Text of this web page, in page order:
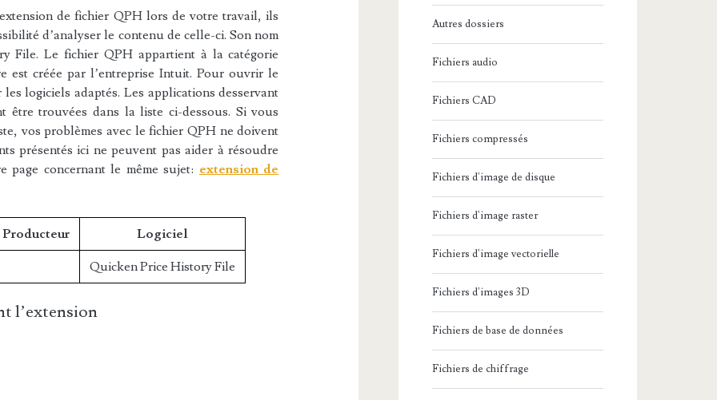
de fichier QPH lors de votre travail, ils
d’analyser le contenu de celle-ci. Son nom
File. Le fichier QPH appartient à la catégorie
est créée par l’entreprise Intuit. Pour ouvrir le
logiciels adaptés. Les applications desservant
être trouvées dans la liste ci-dessous. Si vous
vos problèmes avec le fichier QPH ne doivent
présentés ici ne peuvent pas aider à résoudre
page concernant le même sujet: extension de
Producteur Logiciel
Quicken Price History File
l’extension
Autres dossiers
Fichiers audio
Fichiers CAD
Fichiers compressés
Fichiers d'image de disque
Fichiers d'image raster
Fichiers d'image vectorielle
Fichiers d'images 3D
Fichiers de base de données
Fichiers de chiffrage